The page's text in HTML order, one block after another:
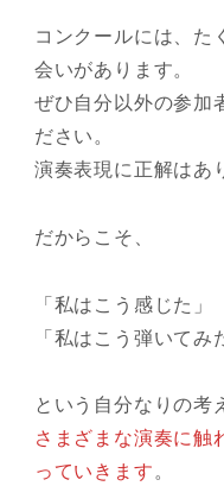
コンクールには、た
会いがあります。
ぜひ自分以外の参加
ださい。
演奏表現に正解はあ
だからこそ、
「私はこう感じた」
「私はこう弾いてみ
という自分なりの考
さまざまな演奏に触
っていきます。